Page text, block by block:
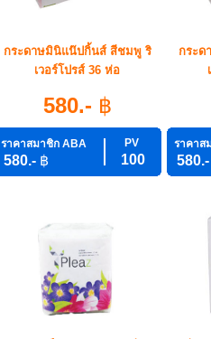
กระดาษมินิแน๊ปกิ้นส์ สีชมพู ริ
เวอร์โปรส์ 36 ห่อ
580.- ฿
ราคาสมาชิก ABA PV
580.- ฿ 100
กระด
ราคาส